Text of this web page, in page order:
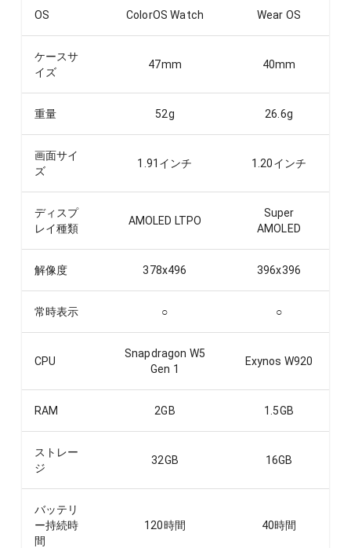
OS ColorOS Watch Wear OS
ケースサ
イズ
47mm 40mm
重量 52g 26.6g
画面サイ
ズ
1.91 インチ 1.20インチ
ディスプ
レイ種類
AMOLED LTPO
Super
AMOLED
解像度 378x496 396x396
常時表示 ○ ○
CPU
Snapdragon W5
Gen 1
Exynos W920
RAM 2GB 1.5GB
ストレー
ジ
32GB 16GB
バッテリ
ー持続時
間
120時間 40時間